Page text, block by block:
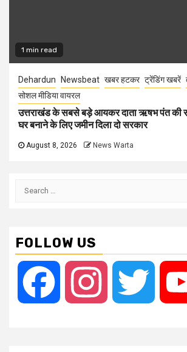
1 min read
Dehardun Newsbeat खबर हटकर ट्रेंडिंग खबरें
सोशल मीडिया वायरल
उत्तराखंड के सबसे बड़े आयकर दाता ऋषभ पंत की
घर बनाने के लिए जमीन दिला दो सरकार
August 8, 2026 News Warta
Search
FOLLOW US
Facebook Instagram Twitter